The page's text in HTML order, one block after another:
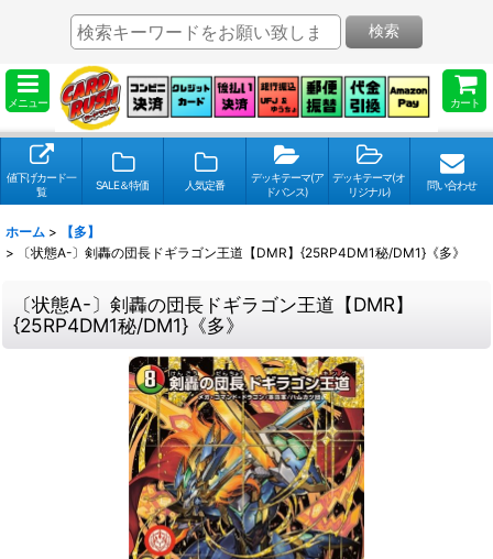
メニュー カート
検索
値下げカード一
覧
SALE＆特価 人気定番
デッキテーマ(ア
ドバンス)
デッキテーマ(オ
リジナル)
問い合わせ
ホーム >
【多】
>
〔状態A-〕剣轟の団長ドギラゴン王道【DMR】{25RP4DM1秘/DM1}《多》
〔状態A-〕剣轟の団長ドギラゴン王道【DMR】
{25RP4DM1秘/DM1}《多》